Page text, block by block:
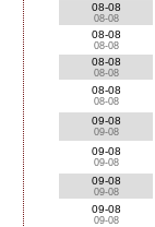
08-08
08-08
08-08
08-08
08-08
08-08
08-08
08-08
09-08
09-08
09-08
09-08
09-08
09-08
09-08
09-08